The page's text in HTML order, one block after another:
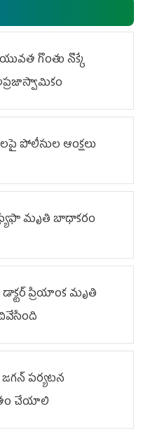
యువత గొంతు నొక్కే
పోలీసుల ఆంక్షలు
మృతి బాధాకరం
ప్రియాంక మృతి
పర్యటన
చేయాలి